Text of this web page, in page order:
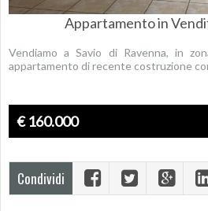
Appartamento in
Vendiamo a Savio di Ravenna, in
appartamento di recente costruzione
€ 160.000
Condividi